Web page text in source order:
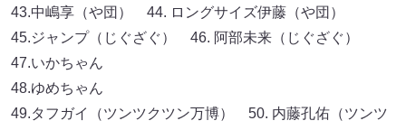
43.中嶋享（や団） 44. ロングサイズ伊藤（や団）
45.ジャンプ（じぐざぐ） 46. 阿部未来（じぐざぐ）
47.いかちゃん
48.ゆめちゃん
49.タフガイ（ツンツクツン万博） 50. 内藤孔佑（ツンツ